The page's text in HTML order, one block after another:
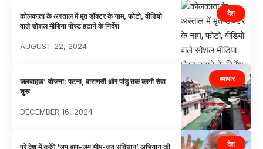
देश
कोलकाता के अस्ताल में मृत डॉक्टर के नाम, फोटो, वीडियो
वाले सोशल मीडिया पोस्ट हटाने के निर्देश
AUGUST 22, 2024
व्यापार
जलवाहक’ योजना: पटना, वाराणसी और पांडु तक कार्गो सेवा
शुरू
DECEMBER 16, 2024
देश
पूरे देश में करेंगे ‘जय बापू-जय भीम-जय संविधान’ अभियान की